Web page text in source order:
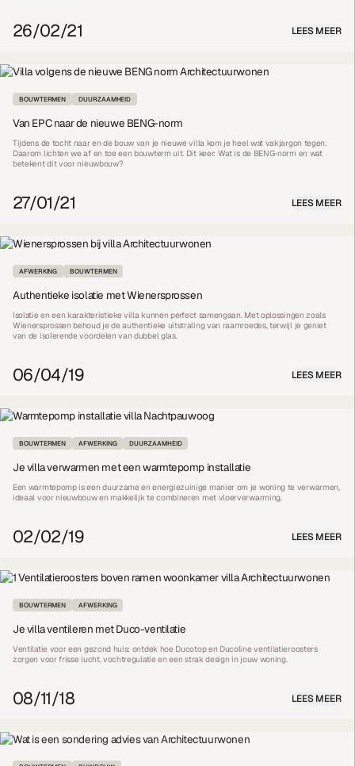
26/02/21 LEES MEER
BOUWTERMEN DUURZAAMHEID
Van EPC naar de nieuwe BENG-norm
Tijdens de tocht naar en de bouw van je nieuwe villa kom je heel wat vakjargon tegen.
Daarom lichten we af en toe een bouwterm uit. Dit keer: Wat is de BENG-norm en wat
betekent dit voor nieuwbouw?
27/01/21 LEES MEER
AFWERKING BOUWTERMEN
Authentieke isolatie met Wienersprossen
Isolatie en een karakteristieke villa kunnen perfect samengaan. Met oplossingen zoals
Wienersprossen behoud je de authentieke uitstraling van raamroedes, terwijl je geniet
van de isolerende voordelen van dubbel glas.
06/04/19 LEES MEER
BOUWTERMEN AFWERKING DUURZAAMHEID
Je villa verwarmen met een warmtepomp installatie
Een warmtepomp is een duurzame en energiezuinige manier om je woning te verwarmen,
ideaal voor nieuwbouw en makkelijk te combineren met vloerverwarming.
02/02/19 LEES MEER
BOUWTERMEN AFWERKING
Je villa ventileren met Duco-ventilatie
Ventilatie voor een gezond huis: ontdek hoe Ducotop en Ducoline ventilatieroosters
zorgen voor frisse lucht, vochtregulatie en een strak design in jouw woning.
08/11/18 LEES MEER